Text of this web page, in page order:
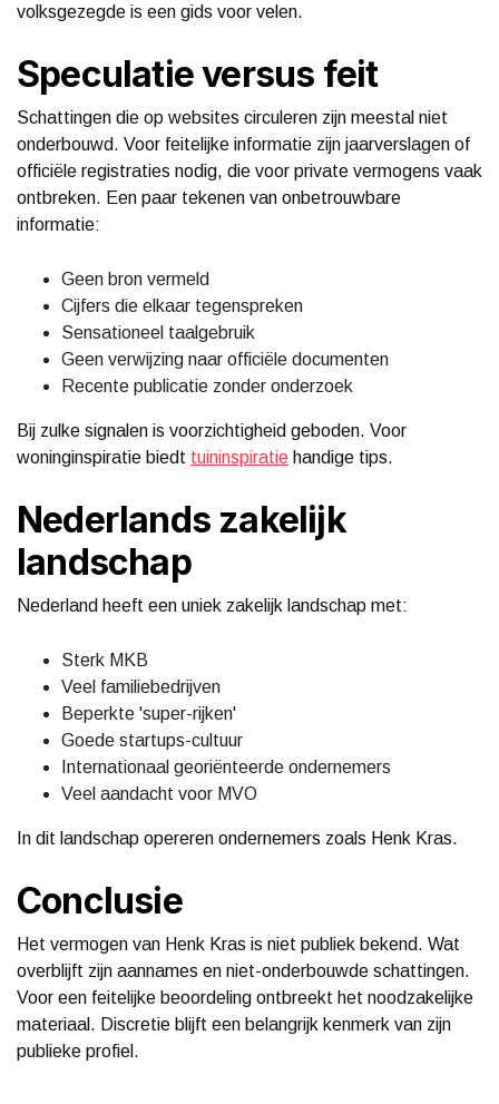
volksgezegde is een gids voor velen.
Speculatie versus feit
Schattingen die op websites circuleren zijn meestal niet
onderbouwd. Voor feitelijke informatie zijn jaarverslagen of
officiële registraties nodig, die voor private vermogens vaak
ontbreken. Een paar tekenen van onbetrouwbare
informatie:
Geen bron vermeld
Cijfers die elkaar tegenspreken
Sensationeel taalgebruik
Geen verwijzing naar officiële documenten
Recente publicatie zonder onderzoek
Bij zulke signalen is voorzichtigheid geboden. Voor
woninginspiratie biedt tuininspiratie handige tips.
Nederlands zakelijk
landschap
Nederland heeft een uniek zakelijk landschap met:
Sterk MKB
Veel familiebedrijven
Beperkte 'super-rijken'
Goede startups-cultuur
Internationaal georiënteerde ondernemers
Veel aandacht voor MVO
In dit landschap opereren ondernemers zoals Henk Kras.
Conclusie
Het vermogen van Henk Kras is niet publiek bekend. Wat
overblijft zijn aannames en niet-onderbouwde schattingen.
Voor een feitelijke beoordeling ontbreekt het noodzakelijke
materiaal. Discretie blijft een belangrijk kenmerk van zijn
publieke profiel.